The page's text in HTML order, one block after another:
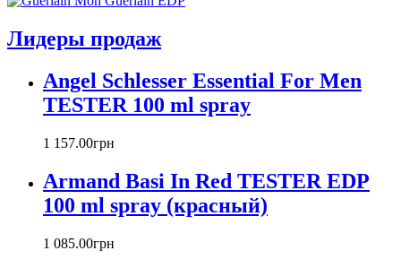
Armand Basi
Azzaro
Baldinini
Banana Republic
Betty Barclay
Bill Blass
Biotherm
Blumarine
Bond № 9
Лидеры продаж
Angel Schlesser Essential For Men
TESTER 100 ml spray
1 157.00грн
Armand Basi In Red TESTER EDP
100 ml spray (красный)
1 085.00грн